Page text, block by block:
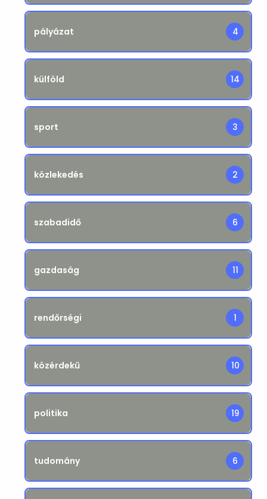
pályázat 4
külföld 14
sport 3
közlekedés 2
szabadidő 6
gazdaság 11
rendőrségi 1
közérdekű 10
politika 19
tudomány 6